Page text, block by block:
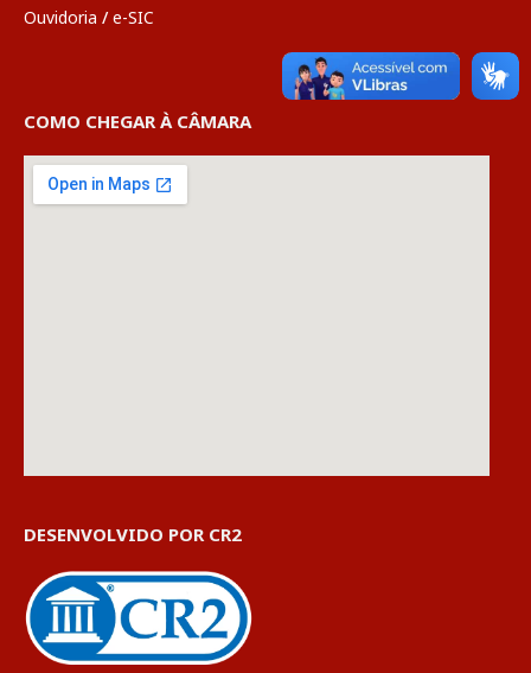
Ouvidoria / e-SIC
COMO CHEGAR À CÂMARA
DESENVOLVIDO POR CR2